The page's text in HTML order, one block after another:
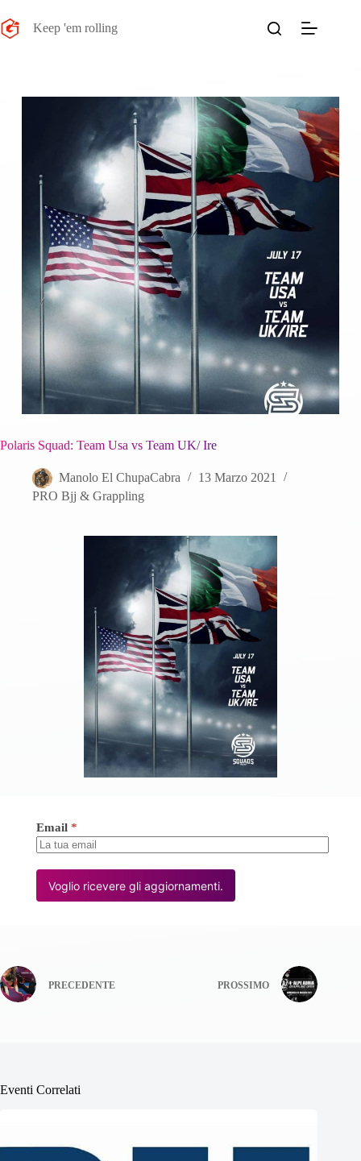
al
contenuto
Keep 'em rolling
Polaris Squad: Team Usa vs Team UK/ Ire
Manolo El ChupaCabra
13 Marzo 2021
PRO Bjj & Grappling
Email *
Voglio ricevere gli aggiornamenti.
PRECEDENTE PROSSIMO
Eventi Correlati